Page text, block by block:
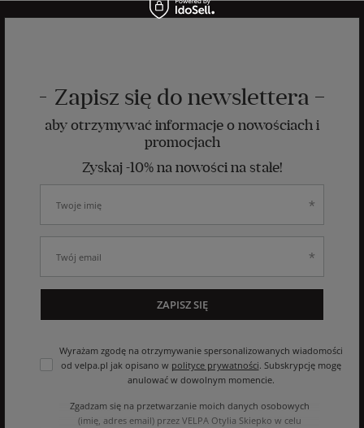
Zapisz się do newslettera
aby otrzymywać informacje o nowościach i
promocjach
Zyskaj -10% na nowości na stałe!
Wyrażam zgodę na otrzymywanie spersonalizowanych wiadomości
od velpa.pl jak opisano w polityce prywatności. Subskrypcję mogę
anulować w dowolnym momencie.
Zgadzam się na przetwarzanie moich danych osobowych
(imię, adres email) przez VELPA Otylia Skiepko w celu
ZAPISZ SIĘ